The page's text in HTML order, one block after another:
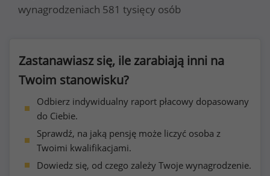
wynagrodzeniach 581 tysięcy osób
Zastanawiasz się, ile zarabiają inni na
Twoim stanowisku?
Odbierz indywidualny raport płacowy dopasowany
do Ciebie.
Sprawdź, na jaką pensję może liczyć osoba z
Twoimi kwalifikacjami.
Dowiedz się, od czego zależy Twoje wynagrodzenie.